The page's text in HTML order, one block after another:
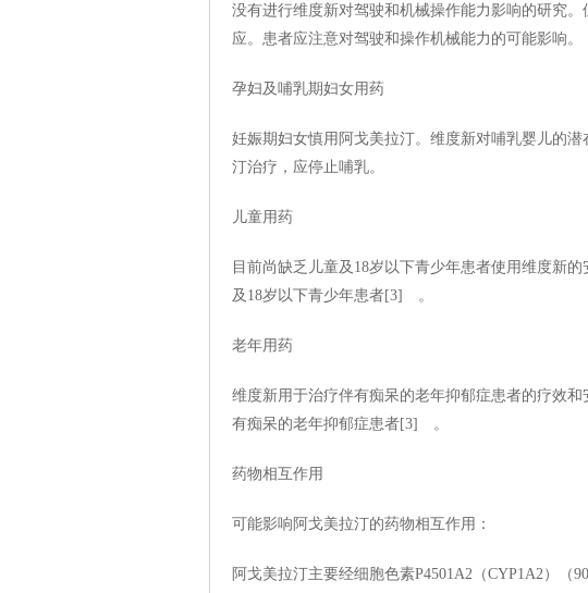
没有进行维度新对驾驶和机械操作能力影响的研究
应。患者应注意对驾驶和操作机械能力的可能影响。
孕妇及哺乳期妇女用药
妊娠期妇女慎用阿戈美拉汀。维度新对哺乳婴儿的
汀治疗，应停止哺乳。
儿童用药
目前尚缺乏儿童及18岁以下青少年患者使用维度新
及18岁以下青少年患者[3] 。
老年用药
维度新用于治疗伴有痴呆的老年抑郁症患者的疗效
有痴呆的老年抑郁症患者[3] 。
药物相互作用
可能影响阿戈美拉汀的药物相互作用：
阿戈美拉汀主要经细胞色素P4501A2（CYP1A2）（